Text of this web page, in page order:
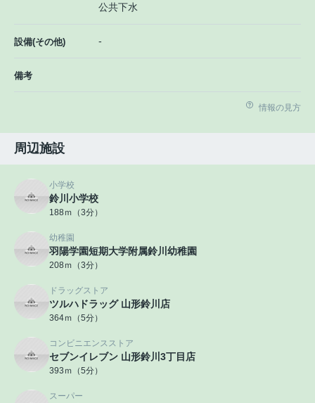
公共下水
設備(その他) -
備考
情報の見方
周辺施設
小学校
鈴川小学校
188ｍ（3分）
幼稚園
羽陽学園短期大学附属鈴川幼稚園
208ｍ（3分）
ドラッグストア
ツルハドラッグ 山形鈴川店
364ｍ（5分）
コンビニエンスストア
セブンイレブン 山形鈴川3丁目店
393ｍ（5分）
スーパー